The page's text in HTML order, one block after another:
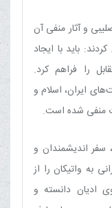
و آثار منفی آن
باید با ایجاد
را فراهم کرد.
ایران، اسلام و
منفی شده است.
سفر اندیشمندان و
به واتیکان را از
ادیان دانسته و